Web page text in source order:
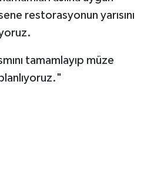
restorasyonun yarısını
tamamlayıp müze